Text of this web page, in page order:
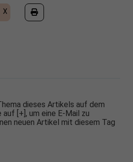
X
dieses Artikels auf dem
[+], um eine E-Mail zu
neuen Artikel mit diesem Tag